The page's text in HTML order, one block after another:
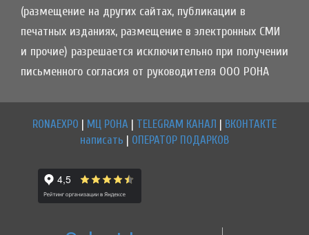
(размещение на других сайтах, публикации в
печатных изданиях, размещение в электронных СМИ
и прочие) разрешается исключительно при получении
письменного согласия от руководителя ООО РОНА
RONAEXPO МЦ РОНА TELEGRAM КАНАЛ
ВКОНТАКТЕ
написать
ОПЕРАТОР ПОДАРКОВ